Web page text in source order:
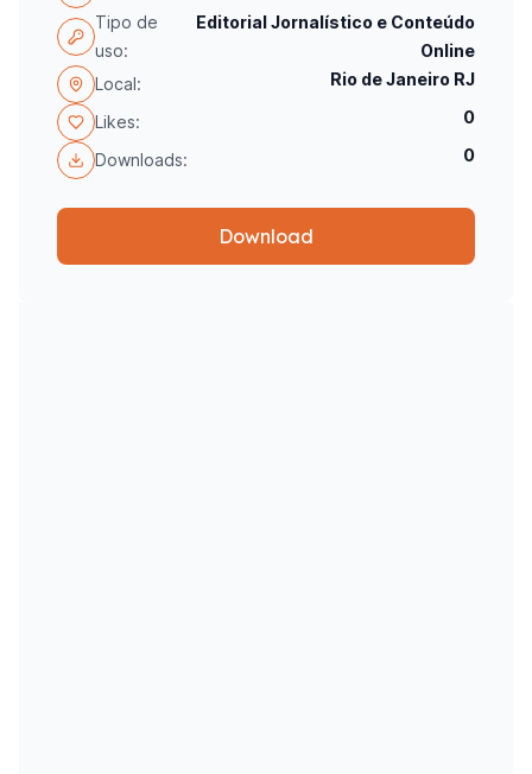
Tipo de
uso:
Editorial Jornalístico e Conteúdo
Online
Local:
Rio de Janeiro RJ
Likes: 0
Downloads: 0
Download